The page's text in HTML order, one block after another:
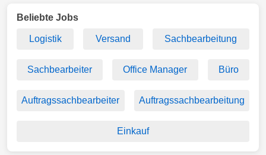
Beliebte Jobs
Logistik Versand Sachbearbeitung
Sachbearbeiter Office Manager Büro
Auftragssachbearbeiter Auftragssachbearbeitung
Einkauf